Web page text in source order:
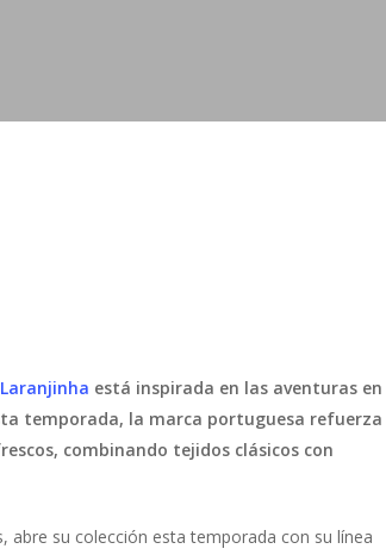
Laranjinha está inspirada en las aventuras en
temporada, la marca portuguesa refuerza
combinando tejidos clásicos con
abre su colección esta temporada con su línea